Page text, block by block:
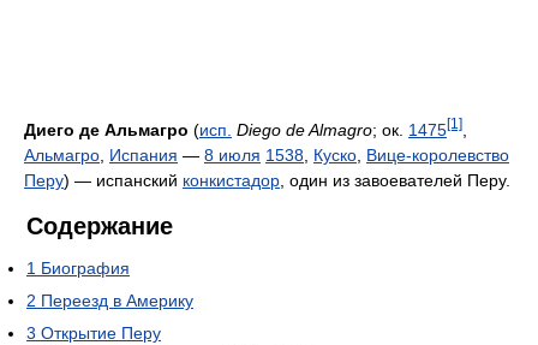
Диего де Альмагро (исп. Diego de Almagro; ок. 1475[1]
Альмагро Испания — 8 июля 1538 Куско Вице-королевство
Перу) — испанский конкистадор , один из завоевателей Перу.
Содержание
1 Биография
2 Переезд в Америку
3 Открытие Перу